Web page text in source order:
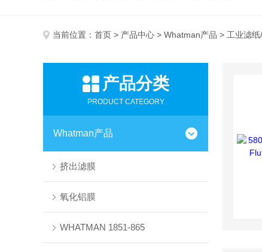
当前位置： 首页 > 产品中心 > Whatman产品 > 工业滤纸
产品分类
PRODUCT CATEGORY
Whatman产品
挤出滤膜
氧化铝膜
WHATMAN 1851-865